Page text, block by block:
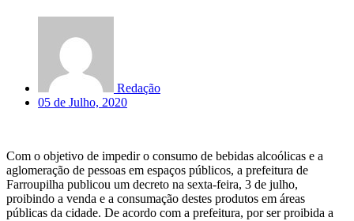
Redação
05 de Julho, 2020
Com o objetivo de impedir o consumo de bebidas alcoólicas e a
aglomeração de pessoas em espaços públicos, a prefeitura de
Farroupilha publicou um decreto na sexta-feira, 3 de julho,
proibindo a venda e a consumação destes produtos em áreas
públicas da cidade. De acordo com a prefeitura, por ser proibida a